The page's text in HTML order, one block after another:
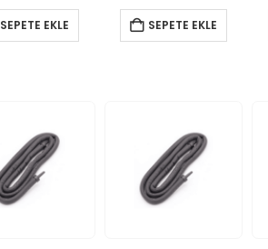
SEPETE EKLE SEPETE EKLE